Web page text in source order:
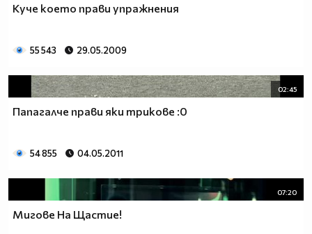
Куче което прави упражнения
55 543 29.05.2009
02:45
Папагалче прави яки трикове :0
54 855 04.05.2011
07:20
Мигове На Щастие!